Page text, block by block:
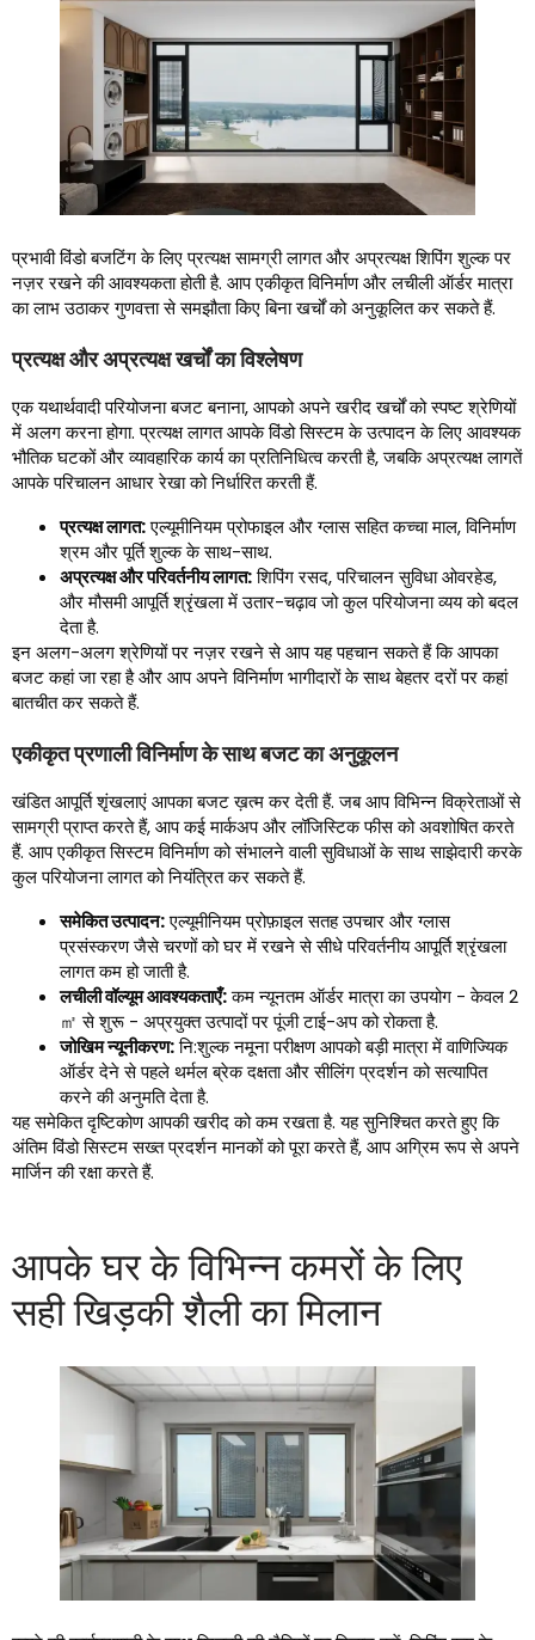
प्रभावी विंडो बजटिंग के लिए प्रत्यक्ष सामग्री लागत और अप्रत्यक्ष शिपिंग शुल्क पर
नज़र रखने की आवश्यकता होती है. आप एकीकृत विनिर्माण और लचीली ऑर्डर मात्रा
का लाभ उठाकर गुणवत्ता से समझौता किए बिना खर्चों को अनुकूलित कर सकते हैं.
प्रत्यक्ष और अप्रत्यक्ष खर्चों का विश्लेषण
एक यथार्थवादी परियोजना बजट बनाना, आपको अपने खरीद खर्चों को स्पष्ट श्रेणियों
में अलग करना होगा. प्रत्यक्ष लागत आपके विंडो सिस्टम के उत्पादन के लिए आवश्यक
भौतिक घटकों और व्यावहारिक कार्य का प्रतिनिधित्व करती है, जबकि अप्रत्यक्ष लागतें
आपके परिचालन आधार रेखा को निर्धारित करती हैं.
प्रत्यक्ष लागत:एल्यूमीनियम प्रोफाइल और ग्लास सहित कच्चा माल, विनिर्माण
श्रम और पूर्ति शुल्क के साथ-साथ.
अप्रत्यक्ष और परिवर्तनीय लागत:शिपिंग रसद, परिचालन सुविधा ओवरहेड,
और मौसमी आपूर्ति श्रृंखला में उतार-चढ़ाव जो कुल परियोजना व्यय को बदल
देता है.
इन अलग-अलग श्रेणियों पर नज़र रखने से आप यह पहचान सकते हैं कि आपका
बजट कहां जा रहा है और आप अपने विनिर्माण भागीदारों के साथ बेहतर दरों पर कहां
बातचीत कर सकते हैं.
एकीकृत प्रणाली विनिर्माण के साथ बजट का अनुकूलन
खंडित आपूर्ति शृंखलाएं आपका बजट ख़त्म कर देती हैं. जब आप विभिन्न विक्रेताओं से
सामग्री प्राप्त करते हैं, आप कई मार्कअप और लॉजिस्टिक फीस को अवशोषित करते
हैं. आप एकीकृत सिस्टम विनिर्माण को संभालने वाली सुविधाओं के साथ साझेदारी करके
कुल परियोजना लागत को नियंत्रित कर सकते हैं.
समेकित उत्पादन:एल्यूमीनियम प्रोफ़ाइल सतह उपचार और ग्लास
प्रसंस्करण जैसे चरणों को घर में रखने से सीधे परिवर्तनीय आपूर्ति श्रृंखला
लागत कम हो जाती है.
लचीली वॉल्यूम आवश्यकताएँ:कम न्यूनतम ऑर्डर मात्रा का उपयोग - केवल 2
㎡ से शुरू - अप्रयुक्त उत्पादों पर पूंजी टाई-अप को रोकता है.
जोखिम न्यूनीकरण:नि:शुल्क नमूना परीक्षण आपको बड़ी मात्रा में वाणिज्यिक
ऑर्डर देने से पहले थर्मल ब्रेक दक्षता और सीलिंग प्रदर्शन को सत्यापित
करने की अनुमति देता है.
यह समेकित दृष्टिकोण आपकी खरीद को कम रखता है. यह सुनिश्चित करते हुए कि
अंतिम विंडो सिस्टम सख्त प्रदर्शन मानकों को पूरा करते हैं, आप अग्रिम रूप से अपने
मार्जिन की रक्षा करते हैं.
आपके घर के विभिन्न कमरों के लिए
सही खिड़की शैली का मिलान